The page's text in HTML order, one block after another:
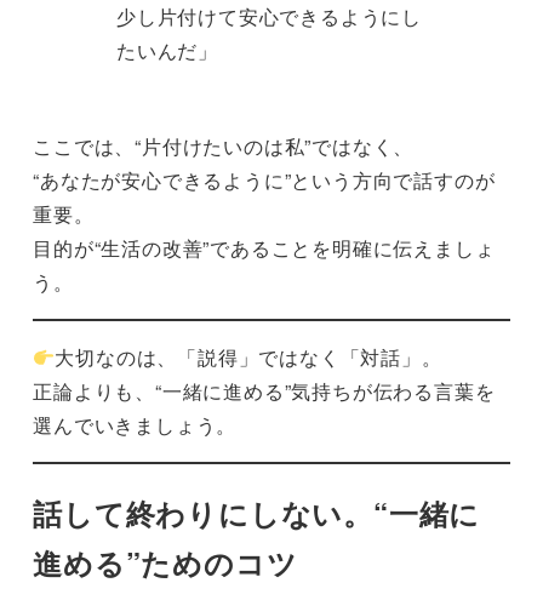
少し片付けて安心できるようにし
たいんだ」
ここでは、“片付けたいのは私”ではなく、
“あなたが安心できるように”という方向で話すのが
重要。
目的が“生活の改善”であることを明確に伝えましょ
う。
大切なのは、「説得」ではなく「対話」。
正論よりも、“一緒に進める”気持ちが伝わる言葉を
選んでいきましょう。
話して終わりにしない。“一緒に
進める”ためのコツ